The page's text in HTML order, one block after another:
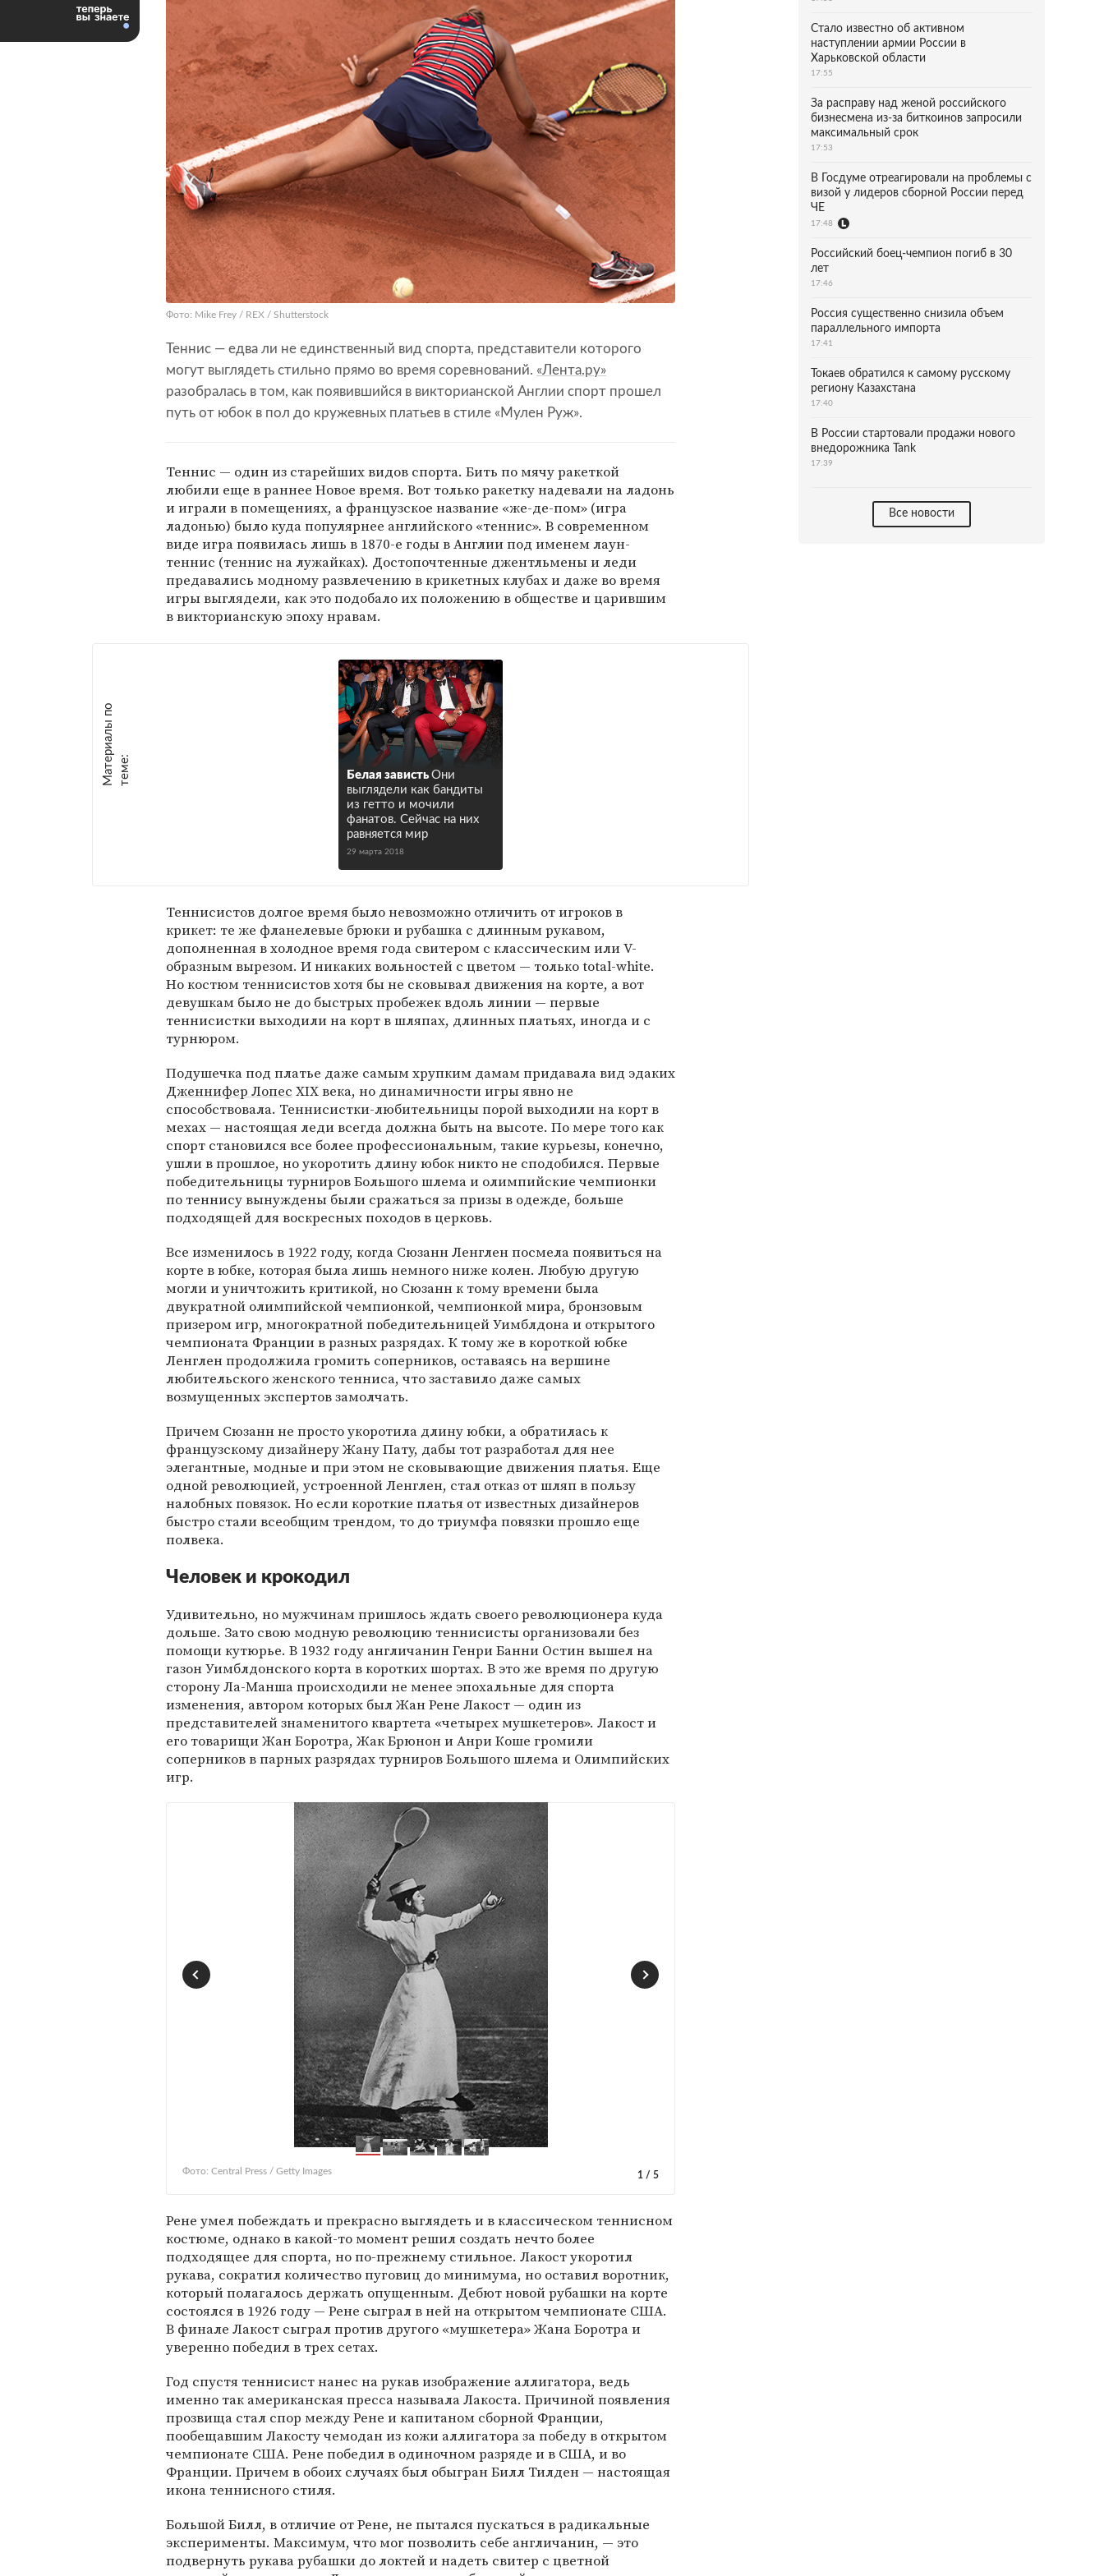
Фото: Mike Frey / REX / Shutterstock
Теннис — едва ли не единственный вид спорта, представители которого
могут выглядеть стильно прямо во время соревнований. «Лента.ру»
разобралась в том, как появившийся в викторианской Англии спорт прошел
путь от юбок в пол до кружевных платьев в стиле «Мулен Руж».
Теннис — один из старейших видов спорта. Бить по мячу ракеткой
любили еще в раннее Новое время. Вот только ракетку надевали на ладонь
и играли в помещениях, а французское название «же-де-пом» (игра
ладонью) было куда популярнее английского «теннис». В современном
виде игра появилась лишь в 1870-е годы в Англии под именем лаун-
теннис (теннис на лужайках). Достопочтенные джентльмены и леди
предавались модному развлечению в крикетных клубах и даже во время
игры выглядели, как это подобало их положению в обществе и царившим
в викторианскую эпоху нравам.
М
а
т е
р
и
а
л
ы
п
о
т
е
м
е : Белая зависть Они
выглядели как бандиты
из гетто и мочили
фанатов. Сейчас на них
равняется мир
29 марта 2018
Теннисистов долгое время было невозможно отличить от игроков в
крикет: те же фланелевые брюки и рубашка с длинным рукавом,
дополненная в холодное время года свитером с классическим или V-
образным вырезом. И никаких вольностей с цветом — только total-white.
Но костюм теннисистов хотя бы не сковывал движения на корте, а вот
девушкам было не до быстрых пробежек вдоль линии — первые
теннисистки выходили на корт в шляпах, длинных платьях, иногда и с
турнюром.
Подушечка под платье даже самым хрупким дамам придавала вид эдаких
Дженнифер Лопес XIX века, но динамичности игры явно не
способствовала. Теннисистки-любительницы порой выходили на корт в
мехах — настоящая леди всегда должна быть на высоте. По мере того как
спорт становился все более профессиональным, такие курьезы, конечно,
ушли в прошлое, но укоротить длину юбок никто не сподобился. Первые
победительницы турниров Большого шлема и олимпийские чемпионки
по теннису вынуждены были сражаться за призы в одежде, больше
подходящей для воскресных походов в церковь.
Все изменилось в 1922 году, когда Сюзанн Ленглен посмела появиться на
корте в юбке, которая была лишь немного ниже колен. Любую другую
могли и уничтожить критикой, но Сюзанн к тому времени была
двукратной олимпийской чемпионкой, чемпионкой мира, бронзовым
призером игр, многократной победительницей Уимблдона и открытого
чемпионата Франции в разных разрядах. К тому же в короткой юбке
Ленглен продолжила громить соперников, оставаясь на вершине
любительского женского тенниса, что заставило даже самых
возмущенных экспертов замолчать.
Причем Сюзанн не просто укоротила длину юбки, а обратилась к
французскому дизайнеру Жану Пату, дабы тот разработал для нее
элегантные, модные и при этом не сковывающие движения платья. Еще
одной революцией, устроенной Ленглен, стал отказ от шляп в пользу
налобных повязок. Но если короткие платья от известных дизайнеров
быстро стали всеобщим трендом, то до триумфа повязки прошло еще
полвека.
Человек и крокодил
Удивительно, но мужчинам пришлось ждать своего революционера куда
дольше. Зато свою модную революцию теннисисты организовали без
помощи кутюрье. В 1932 году англичанин Генри Банни Остин вышел на
газон Уимблдонского корта в коротких шортах. В это же время по другую
сторону Ла-Манша происходили не менее эпохальные для спорта
изменения, автором которых был Жан Рене Лакост — один из
представителей знаменитого квартета «четырех мушкетеров». Лакост и
его товарищи Жан Боротра, Жак Брюнон и Анри Коше громили
соперников в парных разрядах турниров Большого шлема и Олимпийских
игр.
1 / 5
Фото: Central Press / Getty Images
Рене умел побеждать и прекрасно выглядеть и в классическом теннисном
костюме, однако в какой-то момент решил создать нечто более
подходящее для спорта, но по-прежнему стильное. Лакост укоротил
рукава, сократил количество пуговиц до минимума, но оставил воротник,
который полагалось держать опущенным. Дебют новой рубашки на корте
состоялся в 1926 году — Рене сыграл в ней на открытом чемпионате США.
В финале Лакост сыграл против другого «мушкетера» Жана Боротра и
уверенно победил в трех сетах.
Год спустя теннисист нанес на рукав изображение аллигатора, ведь
именно так американская пресса называла Лакоста. Причиной появления
прозвища стал спор между Рене и капитаном сборной Франции,
пообещавшим Лакосту чемодан из кожи аллигатора за победу в открытом
чемпионате США. Рене победил в одиночном разряде и в США, и во
Франции. Причем в обоих случаях был обыгран Билл Тилден — настоящая
икона теннисного стиля.
Большой Билл, в отличие от Рене, не пытался пускаться в радикальные
эксперименты. Максимум, что мог позволить себе англичанин, — это
подвернуть рукава рубашки до локтей и надеть свитер с цветной
Стало известно об активном
наступлении армии России в
Харьковской области
17:55
За расправу над женой российского
бизнесмена из-за биткоинов запросили
максимальный срок
17:53
В Госдуме отреагировали на проблемы с
визой у лидеров сборной России перед
ЧЕ
17:48
Российский боец-чемпион погиб в 30
лет
17:46
Россия существенно снизила объем
параллельного импорта
17:41
Токаев обратился к самому русскому
региону Казахстана
17:40
В России стартовали продажи нового
внедорожника Tank
17:39
Все новости